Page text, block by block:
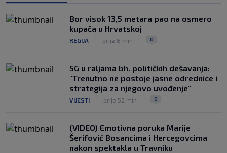
Đoković napravio šou na koncertu:
Uzeo mikrofon, zapjevao pa zaplesao
na bini (VIDEO)
Bor visok 13,5 metara pao na osmero
kupača u Hrvatskoj
REGIJA prije 8 min 0
5G u raljama bh. političkih dešavanja:
"Trenutno ne postoje jasne odrednice i
strategija za njegovo uvođenje"
VIJESTI prije 52 min 0
(VIDEO) Emotivna poruka Marije
Šerifović Bosancima i Hercegovcima
nakon spektakla u Travniku